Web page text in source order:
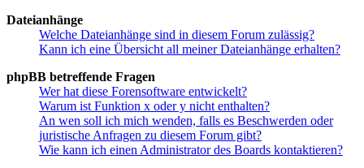
Dateianhänge
Welche Dateianhänge sind in diesem Forum zulässig?
Kann ich eine Übersicht all meiner Dateianhänge erhalten?
phpBB betreffende Fragen
Wer hat diese Forensoftware entwickelt?
Warum ist Funktion x oder y nicht enthalten?
An wen soll ich mich wenden, falls es Beschwerden oder
juristische Anfragen zu diesem Forum gibt?
Wie kann ich einen Administrator des Boards kontaktieren?